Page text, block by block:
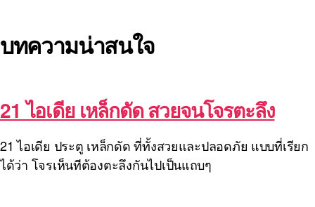
บทความน่าสนใจ
21 ไอเดีย เหล็กดัด สวยจนโจรตะลึง
21 ไอเดีย ประตู เหล็กดัด ที่ทั้งสวยและปลอดภัย แบบที่เรียก
ได้ว่า โจรเห็นทีต้องตะลึงกันไปเป็นแถบๆ